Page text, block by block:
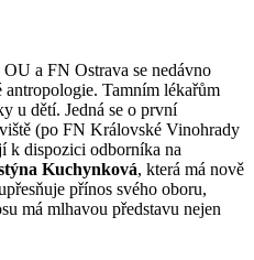
a FN Ostrava se nedávno
Tamním lékařům
u dětí. Jedná se o první
(po FN Královské Vinohrady
k dispozici odborníka na
Kuchynková, která má nově
přínos svého oboru,
má mlhavou představu nejen